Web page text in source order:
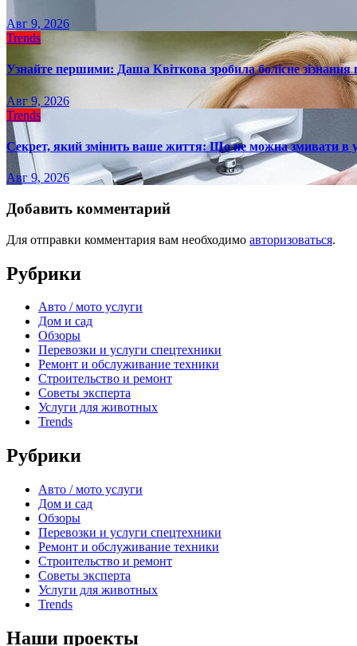
Авг 9, 2026
Trends
Узнайте першими: Даша Квіткова зробила болісне
Авг 9, 2026
Trends
Секрет, який змінить ваше життя: Що не можна змивати в
Авг 9, 2026
Добавить комментарий
Для отправки комментария вам необходимо авторизоваться.
Рубрики
Авто / мото услуги
Дом и сад
Обзоры
Перевозки и услуги спецтехники
Ремонт и обслуживание техники
Строительство и ремонт
Советы эксперта
Услуги для животных
Trends
Рубрики
Авто / мото услуги
Дом и сад
Обзоры
Перевозки и услуги спецтехники
Ремонт и обслуживание техники
Строительство и ремонт
Советы эксперта
Услуги для животных
Trends
Наши проекты